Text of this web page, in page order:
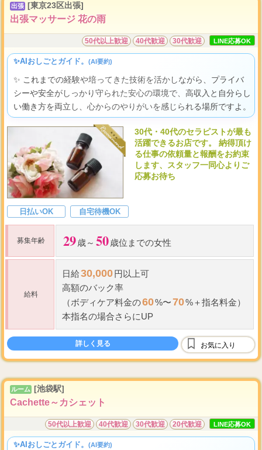
出張 [東京23区出張]
出張マッサージ 花の雨
50代以上歓迎 40代歓迎 30代歓迎 LINE応募OK
✨AIおしごとガイド。 (AI要約)
✨ これまでの経験や培ってきた技術を活かしながら、プライバ
シーや安全がしっかり守られた安心の環境で、高収入と自分らし
い働き方を両立し、心からのやりがいを感じられる場所ですよ。
30代・40代のセラピストが最も
活躍できるお店です。 納得頂け
る仕事の依頼量と報酬をお約束
します、スタッフ一同心よりご
応募お待ち
日払いOK 自宅待機OK
募集年齢 29歳～ 50歳位までの女性
給料
日給30,000円以上可
高額のバック率
（ボディケア料金の60%〜70%＋指名料金）
本指名の場合さらにUP
詳しく見る お気に入り
ルーム [池袋駅]
Cachette～カシェット
50代以上歓迎 40代歓迎 30代歓迎 20代歓迎 LINE応募OK
✨AIおしごとガイド。 (AI要約)